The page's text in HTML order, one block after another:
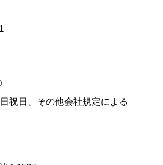
祝日、その他会社規定による